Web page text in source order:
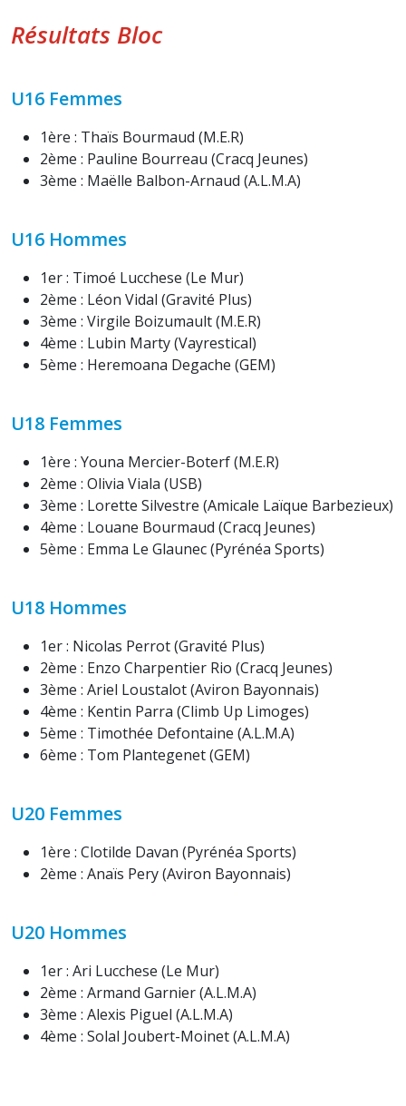
Résultats Bloc
U16 Femmes
1ère : Thaïs Bourmaud (M.E.R)
2ème : Pauline Bourreau (Cracq Jeunes)
3ème : Maëlle Balbon-Arnaud (A.L.M.A)
U16 Hommes
1er : Timoé Lucchese (Le Mur)
2ème : Léon Vidal (Gravité Plus)
3ème : Virgile Boizumault (M.E.R)
4ème : Lubin Marty (Vayrestical)
5ème : Heremoana Degache (GEM)
U18 Femmes
1ère : Youna Mercier-Boterf (M.E.R)
2ème : Olivia Viala (USB)
3ème : Lorette Silvestre (Amicale Laïque Barbezieux)
4ème : Louane Bourmaud (Cracq Jeunes)
5ème : Emma Le Glaunec (Pyrénéa Sports)
U18 Hommes
1er : Nicolas Perrot (Gravité Plus)
2ème : Enzo Charpentier Rio (Cracq Jeunes)
3ème : Ariel Loustalot (Aviron Bayonnais)
4ème : Kentin Parra (Climb Up Limoges)
5ème : Timothée Defontaine (A.L.M.A)
6ème : Tom Plantegenet (GEM)
U20 Femmes
1ère : Clotilde Davan (Pyrénéa Sports)
2ème : Anaïs Pery (Aviron Bayonnais)
U20 Hommes
1er : Ari Lucchese (Le Mur)
2ème : Armand Garnier (A.L.M.A)
3ème : Alexis Piguel (A.L.M.A)
4ème : Solal Joubert-Moinet (A.L.M.A)